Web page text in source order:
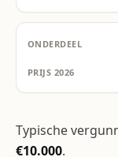
Typische
€10.000.